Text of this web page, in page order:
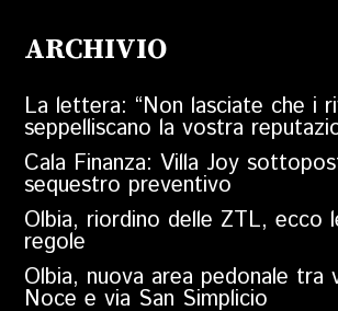
ARCHIVIO
La lettera: “Non lasciate che i
seppelliscano la vostra
Cala Finanza: Villa Joy
sequestro preventivo
Olbia, riordino delle ZTL, ecco
regole
Olbia, nuova area pedonale tra
Noce e via San Simplicio